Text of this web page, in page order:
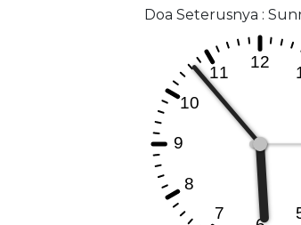
Doa Seterusnya :